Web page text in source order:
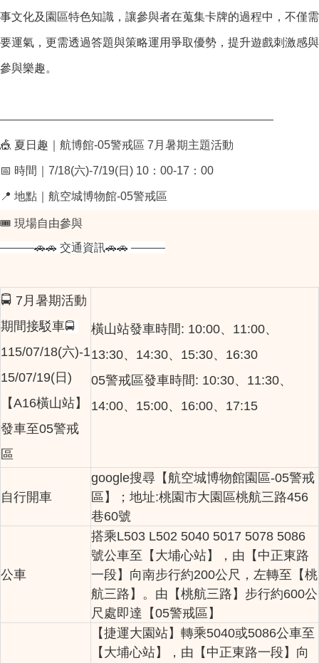
事文化及園區特色知識，讓參與者在蒐集卡牌的過程中，不僅需
要運氣，更需透過答題與策略運用爭取優勢，提升遊戲刺激感與
參與樂趣。
————————————————————————
🎪 夏日趣 ｜航博館-05警戒區 7月暑期主題活動
📅 時間｜ 7/18(六)-7/19(日 ) 10 ： 00-17 ： 00
📍 地點｜航空城博物館-05警戒區
🎟 現場自由參與
———🚗🚗 交通資訊🚗🚗 ———
🚍 7月暑期活動
期間接駁車🚍
115/07/18(六)-1
15/07/19(日)
【A16橫山站】
發車至05警戒
區
橫山站發車時間: 10:00、11:00、
13:30、14:30、15:30、16:30
05警戒區發車時間: 10:30、11:30、
14:00、15:00、16:00、17:15
自行開車
google搜尋【航空城博物館園區-05警戒
區】；地址:桃園市大園區桃航三路456
巷60號
公車
搭乘L503 L502 5040 5017 5078 5086
號公車至【大埔心站】，由【中正東路
一段】向南步行約200公尺，左轉至【桃
航三路】。由【桃航三路】步行約600公
尺處即達【05警戒區】
【捷運大園站】轉乘5040或5086公車至
【大埔心站】，由【中正東路一段】向